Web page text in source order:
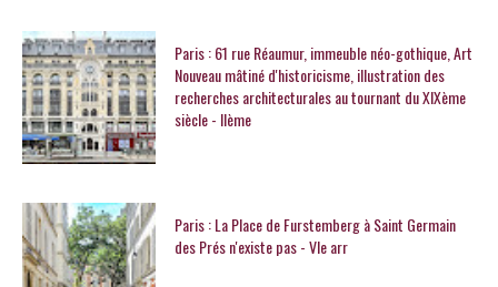
Paris : 61 rue Réaumur, immeuble néo-gothique, Art
Nouveau mâtiné d'historicisme, illustration des
recherches architecturales au tournant du XIXème
siècle - IIème
Paris : La Place de Furstemberg à Saint Germain
des Prés n'existe pas - VIe arr